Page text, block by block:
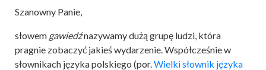
Szanowny Panie,
słowem gawiedźnazywamy dużą grupę ludzi, która
pragnie zobaczyć jakieś wydarzenie. Współcześnie w
słownikach języka polskiego (por.Wielki słownik języka